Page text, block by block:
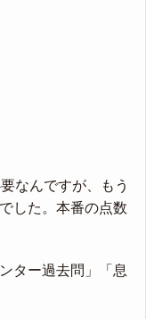
なんですが、もう
した。本番の点数
ター過去問」「息